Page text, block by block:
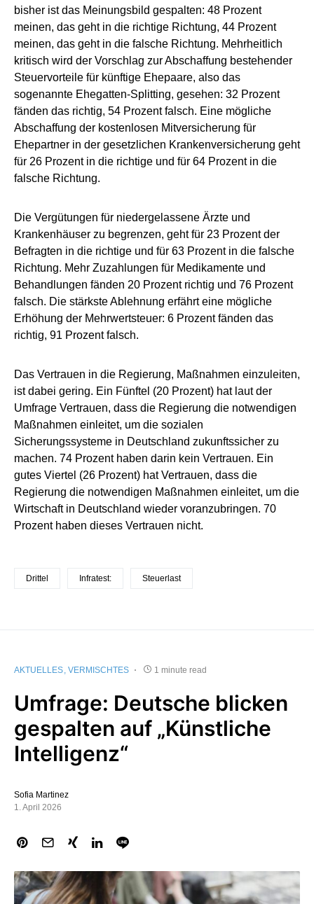
bisher ist das Meinungsbild gespalten: 48 Prozent
meinen, das geht in die richtige Richtung, 44 Prozent
meinen, das geht in die falsche Richtung. Mehrheitlich
kritisch wird der Vorschlag zur Abschaffung bestehender
Steuervorteile für künftige Ehepaare, also das
sogenannte Ehegatten-Splitting, gesehen: 32 Prozent
fänden das richtig, 54 Prozent falsch. Eine mögliche
Abschaffung der kostenlosen Mitversicherung für
Ehepartner in der gesetzlichen Krankenversicherung geht
für 26 Prozent in die richtige und für 64 Prozent in die
falsche Richtung.
Die Vergütungen für niedergelassene Ärzte und
Krankenhäuser zu begrenzen, geht für 23 Prozent der
Befragten in die richtige und für 63 Prozent in die falsche
Richtung. Mehr Zuzahlungen für Medikamente und
Behandlungen fänden 20 Prozent richtig und 76 Prozent
falsch. Die stärkste Ablehnung erfährt eine mögliche
Erhöhung der Mehrwertsteuer: 6 Prozent fänden das
richtig, 91 Prozent falsch.
Das Vertrauen in die Regierung, Maßnahmen einzuleiten,
ist dabei gering. Ein Fünftel (20 Prozent) hat laut der
Umfrage Vertrauen, dass die Regierung die notwendigen
Maßnahmen einleitet, um die sozialen
Sicherungssysteme in Deutschland zukunftssicher zu
machen. 74 Prozent haben darin kein Vertrauen. Ein
gutes Viertel (26 Prozent) hat Vertrauen, dass die
Regierung die notwendigen Maßnahmen einleitet, um die
Wirtschaft in Deutschland wieder voranzubringen. 70
Prozent haben dieses Vertrauen nicht.
Drittel Infratest: Steuerlast
AKTUELLES VERMISCHTES 1 minute read
Umfrage: Deutsche blicken
gespalten auf „Künstliche
Intelligenz“
Sofia Martinez
1. April 2026